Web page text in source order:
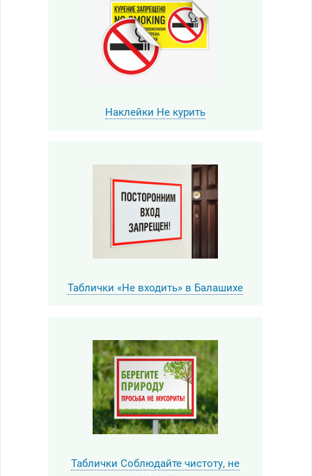
Наклейки Не курить
Таблички «Не входить» в Балашихе
Таблички Соблюдайте чистоту, не